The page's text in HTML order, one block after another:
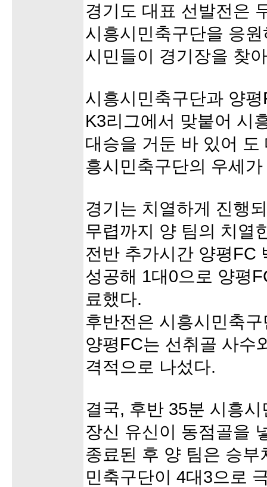
경기도 대표 선발전은
시흥시민축구단을 응
시민들이 경기장을 찾
시흥시민축구단과 양
K3리그에서 맞붙어 시
대승을 거둔 바 있어
흥시민축구단의 우세
경기는 치열하게 진행
무렵까지 양 팀의 치열
전반 추가시간 양평FC
성공해 1대0으로 양평
료했다.
후반전은 시흥시민축
양평FC는 선취골 사수
격적으로 나섰다.
결국, 후반 35분 시흥
장신 유신이 동점골을
종료된 후 양 팀은 승
민축구단이 4대3으로